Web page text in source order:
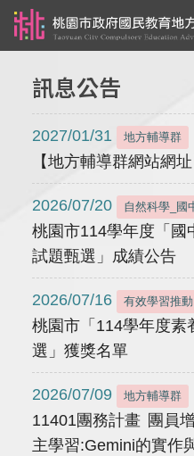
訊息公告
2027/01/31 地方輔導群
【地方輔導群網站網址
2026/07/20 自然科學_國
桃園市114學年度「國
試題甄選」成績公告
2026/07/16 有效學習推動
桃園市「114學年度素
選」獲獎名單
2026/07/09 地方輔導群
11401團務計畫 團員
主學習:Gemini的實作